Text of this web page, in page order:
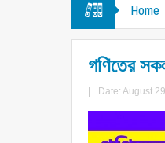
Home
গণিতের
Date: August